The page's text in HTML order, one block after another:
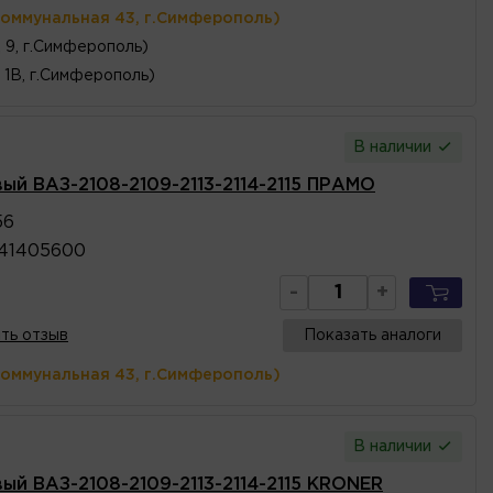
43, г.Симферополь)
9, г.Симферополь)
г.Симферополь)
В наличии
ВАЗ-2108-2109-2113-2114-2115 ПРАМО
- +
отзыв Показать аналоги
43, г.Симферополь)
В наличии
ВАЗ-2108-2109-2113-2114-2115 KRONER